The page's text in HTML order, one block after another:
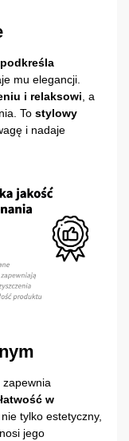
podkreśla
mu elegancji.
i relaksowi , a
To stylowy
i nadaje
zapewnia
w
tylko estetyczny,
jego